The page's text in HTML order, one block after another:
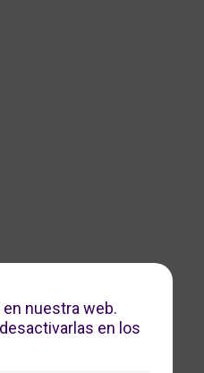
nuestra web.
en los